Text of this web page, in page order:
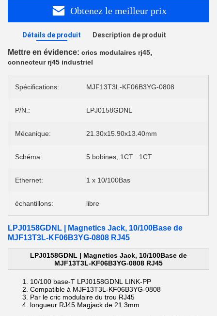
Obtenez le meilleur prix
Détails de produit Description de produit
Mettre en évidence: crics modulaires rj45,
connecteur rj45 industriel
Spécifications: MJF13T3L-KF06B3YG-0808
P/N.: LPJ0158GDNL
Mécanique: 21.30x15.90x13.40mm
Schéma: 5 bobines, 1CT : 1CT
Ethernet: 1 x 10/100Bas
échantillons: libre
LPJ0158GDNL | Magnetics Jack, 10/100Base de
MJF13T3L-KF06B3YG-0808 RJ45
LPJ0158GDNL | Magnetics Jack, 10/100Base de
MJF13T3L-KF06B3YG-0808 RJ45
10/100 base-T LPJ0158GDNL LINK-PP
Compatible à MJF13T3L-KF06B3YG-0808
Par le cric modulaire du trou RJ45
longueur RJ45 Magjack de 21.3mm